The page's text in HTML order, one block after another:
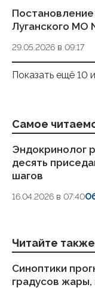
Луганского МО
29.05.2026 в 09:17
Показать ещё 10
Самое
Эндокринолог
десять
шагов
16.04.2026 в 07:40
Читайте также
Синоптики
градусов жары,